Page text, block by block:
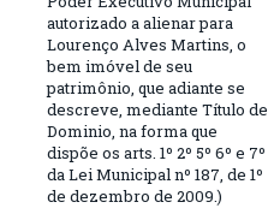
autorizado a alienar para
Lourenço Alves Martins, o
bem imóvel de seu
patrimônio, que adiante se
descreve, mediante Título de
Dominio, na forma que
dispõe os arts. 1º 2º 5º 6º e 7º
da Lei Municipal nº 187, de 1º
de dezembro de 2009.)